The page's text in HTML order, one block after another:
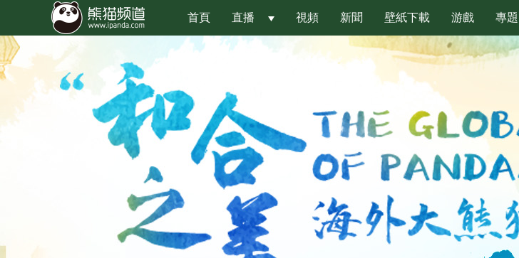
首頁 直播 視頻 新聞 壁紙下載 游戲 專題